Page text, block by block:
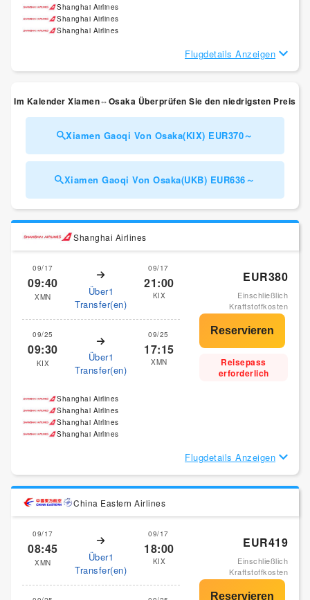
Shanghai Airlines
Shanghai Airlines
Shanghai Airlines
Flugdetails Anzeigen
Im Kalender Xiamen⇔Osaka Überprüfen Sie den niedrigsten Preis
Xiamen Gaoqi Von Osaka(KIX) EUR370～
Xiamen Gaoqi Von Osaka(UKB) EUR636～
Shanghai Airlines
09/17
09:40
XMN
Über1
Transfer(en)
09/17
21:00
KIX
09/25
09:30
KIX
Über1
Transfer(en)
09/25
17:15
XMN
EUR380
Einschließlich
Kraftstoffkosten
Reisepass
erforderlich
Shanghai Airlines
Shanghai Airlines
Shanghai Airlines
Shanghai Airlines
Flugdetails Anzeigen
China Eastern Airlines
09/17
08:45
XMN
Über1
Transfer(en)
09/17
18:00
KIX
EUR419
Einschließlich
Kraftstoffkosten